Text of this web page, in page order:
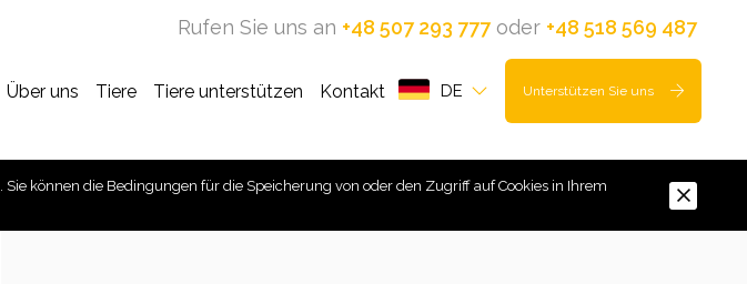
Rufen Sie uns an +48 507 293 777oder +48 518 569 487
Über uns Tiere Tiere unterstützen Kontakt DE Unterstützen Sie uns
. Sie können die Bedingungen für die Speicherung von oder den Zugriff auf Cookies in Ihrem